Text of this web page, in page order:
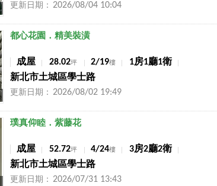
更新日期： 2026/08/04 10:04
都心花園．精美裝潢
成屋 28.02坪 2/19樓
1房1廳1衛
新北市土城區學士路
更新日期： 2026/08/02 19:49
璞真仰睦．紫藤花
成屋 52.72坪 4/24樓
3房2廳2衛
新北市土城區學士路
更新日期： 2026/07/31 13:43